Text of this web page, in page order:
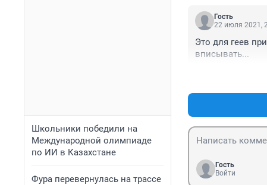
Школьники победили на
Международной олимпиаде
по ИИ в Казахстане
Фура перевернулась на трассе
Гость
22 июля 2021,
Это для геев
вписывать...
Гость
Войти